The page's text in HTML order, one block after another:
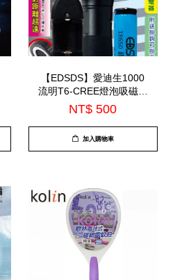
【EDSDS】愛迪生1000
流明T6-CREE燈泡吸磁手
電筒(EDS-G683)
NT$ 500
加入購物車